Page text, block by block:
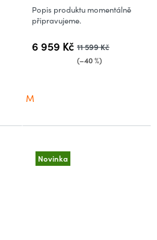
6 959 Kč 11 599 Kč
(–40 %)
Popis produktu momentálně
připravujeme.
M
Novinka